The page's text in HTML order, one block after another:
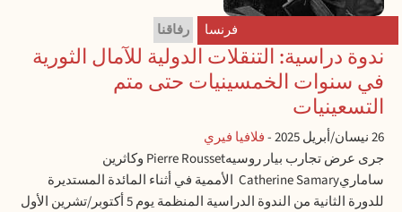
فرنسا رفاقنا
ندوة دراسية: التنقلات الدولية للآمال الثورية
في سنوات الخمسينيات حتى متم
التسعينيات
26 نيسان/أبريل 2025 -فلافيا فيري
جرى عرض تجارب بيار روسيهPierre Rousset وكاثرين
ساماريCatherine Samary الأممية في أثناء المائدة المستديرة
للدورة الثانية من الندوة الدراسية المنظمة يوم 5 أكتوبر/تشرين الأول